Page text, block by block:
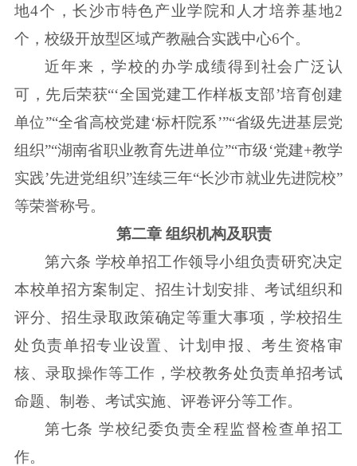
地4个，长沙市特色产业学院和人才培养基地2
个，校级开放型区域产教融合实践中心6个。
近年来，学校的办学成绩得到社会广泛认
可，先后荣获“‘全国党建工作样板支部’培育创建
单位”“全省高校党建‘标杆院系’”“省级先进基层党
组织”“湖南省职业教育先进单位”“市级‘党建+教学
实践’先进党组织”连续三年“长沙市就业先进院校”
等荣誉称号。
第二章 组织机构及职责
第六条 学校单招工作领导小组负责研究决定
本校单招方案制定、招生计划安排、考试组织和
评分、招生录取政策确定等重大事项，学校招生
处负责单招专业设置、计划申报、考生资格审
核、录取操作等工作，学校教务处负责单招考试
命题、制卷、考试实施、评卷评分等工作。
第七条 学校纪委负责全程监督检查单招工
作。